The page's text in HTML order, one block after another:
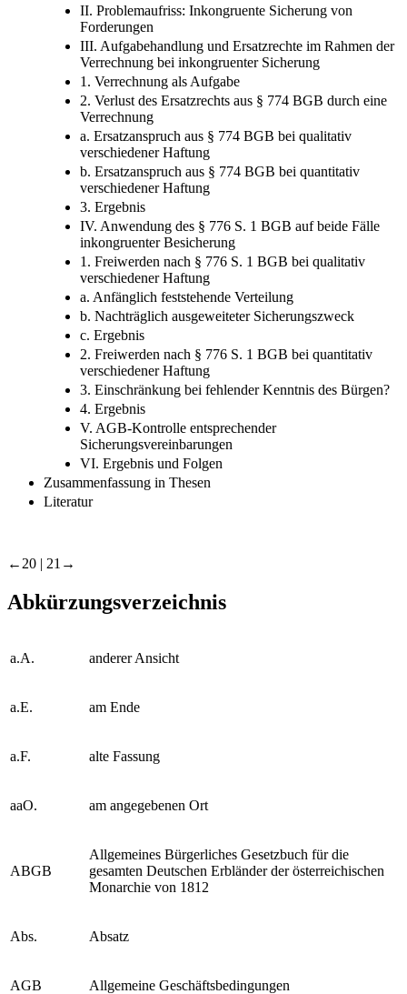
II. Problemaufriss: Inkongruente Sicherung von
Forderungen
III. Aufgabehandlung und Ersatzrechte im Rahmen der
Verrechnung bei inkongruenter Sicherung
1. Verrechnung als Aufgabe
2. Verlust des Ersatzrechts aus § 774 BGB durch eine
Verrechnung
a. Ersatzanspruch aus § 774 BGB bei qualitativ
verschiedener Haftung
b. Ersatzanspruch aus § 774 BGB bei quantitativ
verschiedener Haftung
3. Ergebnis
IV. Anwendung des § 776 S. 1 BGB auf beide Fälle
inkongruenter Besicherung
1. Freiwerden nach § 776 S. 1 BGB bei qualitativ
verschiedener Haftung
a. Anfänglich feststehende Verteilung
b. Nachträglich ausgeweiteter Sicherungszweck
c. Ergebnis
2. Freiwerden nach § 776 S. 1 BGB bei quantitativ
verschiedener Haftung
3. Einschränkung bei fehlender Kenntnis des Bürgen?
4. Ergebnis
V. AGB-​Kontrolle entsprechender
Sicherungsvereinbarungen
VI. Ergebnis und Folgen
Zusammenfassung in Thesen
Literatur
←20 | 21→
Abkürzungsverzeichnis
a.A. anderer Ansicht
a.E. am Ende
a.F. alte Fassung
aaO. am angegebenen Ort
ABGB
Allgemeines Bürgerliches Gesetzbuch für die
gesamten Deutschen Erbländer der österreichischen
Monarchie von 1812
Abs. Absatz
AGB Allgemeine Geschäftsbedingungen